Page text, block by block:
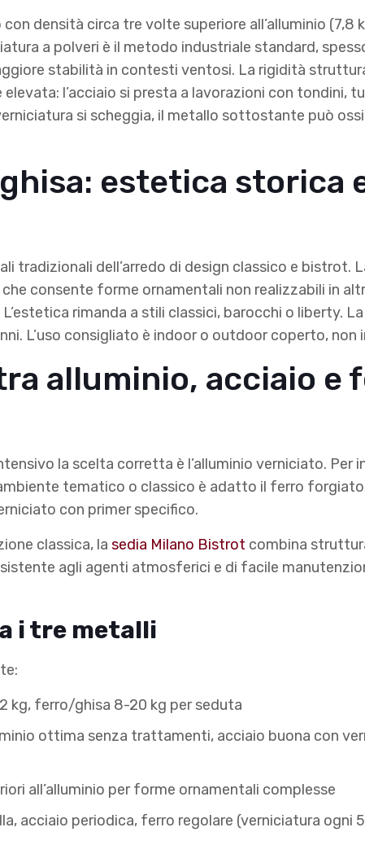
con densità circa tre volte superiore all’alluminio
a polveri è il metodo industriale standard,
stabilità in contesti ventosi. La rigidità
l’acciaio si presta a lavorazioni con tondini,
si scheggia, il metallo sottostante può
estetica storica
tradizionali dell’arredo di design classico e bistrot.
consente forme ornamentali non realizzabili in
rimanda a stili classici, barocchi o liberty.
L’uso consigliato è indoor o outdoor coperto, non
alluminio, acciaio e
la scelta corretta è l’alluminio verniciato. Per
tematico o classico è adatto il ferro
con primer specifico.
classica, la sedia Milano Bistrot combina
agli agenti atmosferici e di facile
i tre metalli
kg, ferro/ghisa 8-20 kg per seduta
ottima senza trattamenti, acciaio buona con
all’alluminio per forme ornamentali complesse
acciaio periodica, ferro regolare (verniciatura ogni